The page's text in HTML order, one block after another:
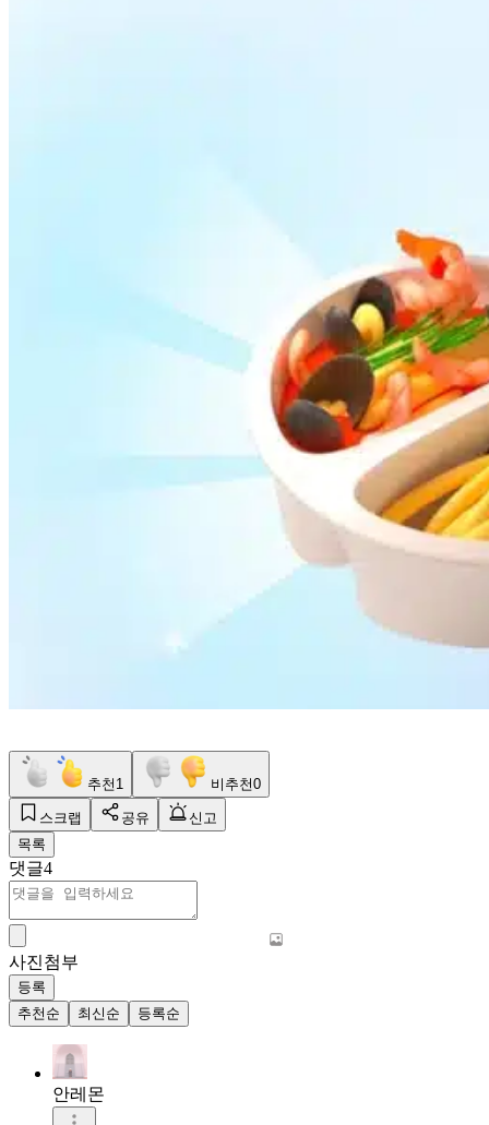
추천 1 비추천0
스크랩 공유
신고
목록
댓글4
사진첨부
등록
추천순
최신순 등록순
안레몬